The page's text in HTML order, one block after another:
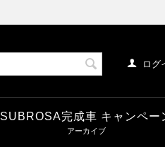
ログ
SUBROSA完成車 キャンペー